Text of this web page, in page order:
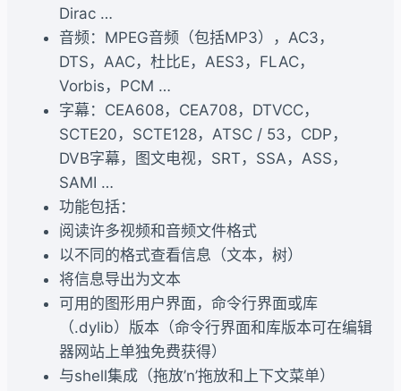
Dirac …
音频：MPEG音频（包括MP3），AC3，
DTS，AAC，杜比E，AES3，FLAC，
Vorbis，PCM …
字幕：CEA608，CEA708，DTVCC，
SCTE20，SCTE128，ATSC / 53，CDP，
DVB字幕，图文电视，SRT，SSA，ASS，
SAMI …
功能包括：
阅读许多视频和音频文件格式
以不同的格式查看信息（文本，树）
将信息导出为文本
可用的图形用户界面，命令行界面或库
（.dylib）版本（命令行界面和库版本可在编辑
器网站上单独免费获得）
与shell集成（拖放’n’拖放和上下文菜单）